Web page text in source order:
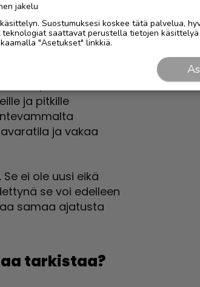
Volvoilla on
esimerkkejä
tavaratilan ja
ja pitkille
ja vakaa
ei ole uusi eikä
se voi edelleen
samaa ajatusta
tarkistaa?
jakelu
Suostumuksesi koskee tätä palvelua,
teknologiat saattavat perustella tietojen
"Asetukset" linkkiä.